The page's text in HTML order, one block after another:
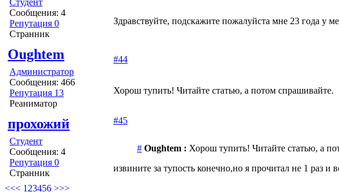
Сообщения: 4
Репутация 0
Странник
Здравствуйте, подскажите пожалуйста мне 23 года у
Oughtem
Администратор
Сообщения: 466
Репутация 13
Реаниматор
#44
Хорош тупить! Читайте статью, а потом спрашивайте.
прохожий
Студент
Сообщения: 4
Репутация 0
Странник
#45
# Oughtem : Хорош тупить! Читайте статью, а
извините за тупость конечно,но я прочитал не 1 раз
<<< 1 23456 >>>